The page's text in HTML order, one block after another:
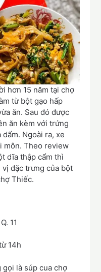
hơn 15 năm tại chợ
từ bột gạo hấp
ăn. Sau đó được
ăn kèm với trứng
Ngoài ra, xe
môn. Theo review
dĩa thập cẩm thì
vị đặc trưng của bột
Thiếc.
11
14h
gọi là súp cua chợ